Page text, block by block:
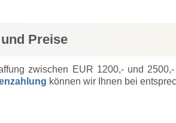
Preise
zwischen EUR 1200,- und
können wir Ihnen bei